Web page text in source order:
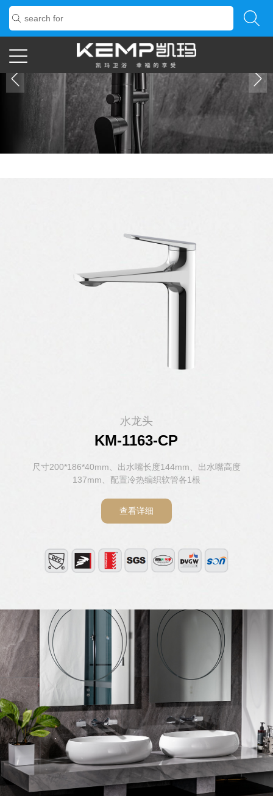
水龙头
KM-1163-CP
尺寸200*186*40mm、出水嘴长度144mm、出水嘴高度
137mm、配置冷热编织软管各1根
查看详细
水龙头
KM-1103-CP
尺寸161*156*50mm、出水嘴长度110mm、出水嘴高度
100mm、配置冷热编织软管各1根
查看详细
水龙头
KM-1104-CP
尺寸148*157*52mm、出水嘴长度112mm、出水嘴高度98mm、
配置冷热编织软管各1根
查看详细
水龙头
KM-1143-CP
尺寸165*159*49mm、出水嘴长度122mm、出水嘴高度
106mm、配置冷热编织软管各1根
查看详细
水龙头
KM-1146H-CP
尺寸242*192*44mm、出水嘴长度160mm、出水嘴高度
119mm、配置冷热编织软管各1根
查看详细
水龙头
KM-8807
尺寸 140*188*54.5mm、出水嘴长度142mm、出水嘴高度
120mm、配置 冷热编织软管各1根，感应阀1套
查看详细